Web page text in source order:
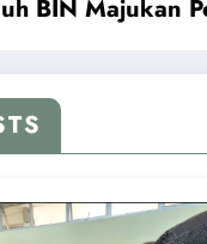
BIN Majukan